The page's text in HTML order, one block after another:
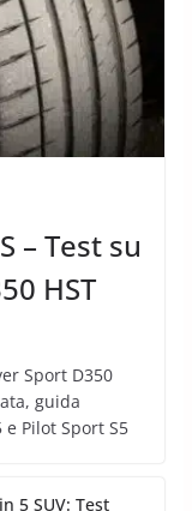
– Test su
HST
Sport D350
guida
Pilot Sport S5
5 SUV: Test